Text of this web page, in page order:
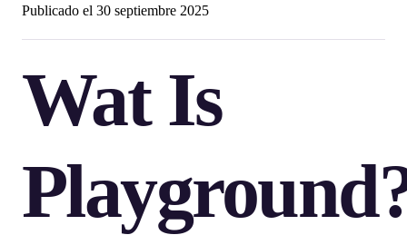
Publicado el 30 septiembre 2025
Wat Is